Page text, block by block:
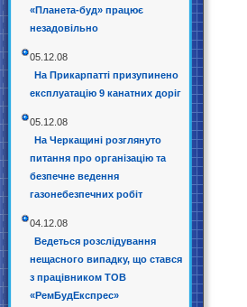
«Планета-буд» працює
незадовільно
05.12.08
На Прикарпатті призупинено
експлуатацію 9 канатних доріг
05.12.08
На Черкащині розглянуто
питання про організацію та
безпечне ведення
газонебезпечних робіт
04.12.08
Ведеться розслідування
нещасного випадку, що стався
з працівником ТОВ
«РемБудЕкспрес»